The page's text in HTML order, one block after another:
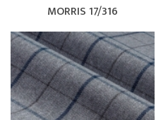
MORRIS 17/316